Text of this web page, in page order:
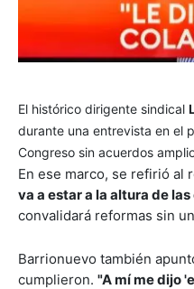
El histórico dirigente sindical
durante una entrevista en el
Congreso sin acuerdos
En ese marco, se refirió al
va a estar a la altura de
convalidará reformas sin
Barrionuevo también
cumplieron. "A mí me dijo